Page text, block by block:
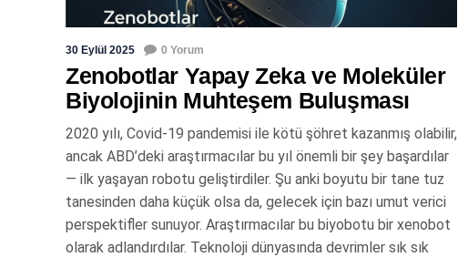
30 Eylül 2025 0 Yorum
Zenobotlar Yapay Zeka ve Moleküler
Biyolojinin Muhteşem Buluşması
2020 yılı, Covid-19 pandemisi ile kötü şöhret kazanmış olabilir,
ancak ABD’deki araştırmacılar bu yıl önemli bir şey başardılar
— ilk yaşayan robotu geliştirdiler. Şu anki boyutu bir tane tuz
tanesinden daha küçük olsa da, gelecek için bazı umut verici
perspektifler sunuyor. Araştırmacılar bu biyobotu bir xenobot
olarak adlandırdılar. Teknoloji dünyasında devrimler sık sık